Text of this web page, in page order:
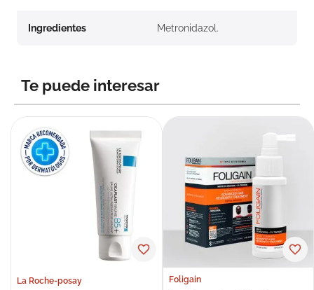
Ingredientes Metronidazol.
Te puede interesar
La Roche-posay Foligain